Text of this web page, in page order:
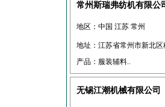
常州斯瑞弗纺机有限公
地区：中国 江苏 常州
地址：江苏省常州市新北区
产品：服装辅料..
无锡江潮机械有限公司